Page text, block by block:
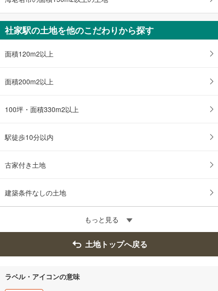
社家駅の土地を他のこだわりから探す
面積120m2以上
面積200m2以上
100坪・面積330m2以上
駅徒歩10分以内
古家付き土地
建築条件なしの土地
もっと見る
土地トップへ戻る
ラベル・アイコンの意味